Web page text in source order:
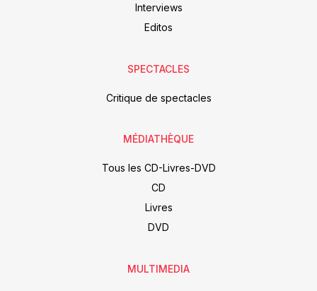
Interviews
Editos
SPECTACLES
Critique de spectacles
MÉDIATHÈQUE
Tous les CD-Livres-DVD
CD
Livres
DVD
MULTIMEDIA